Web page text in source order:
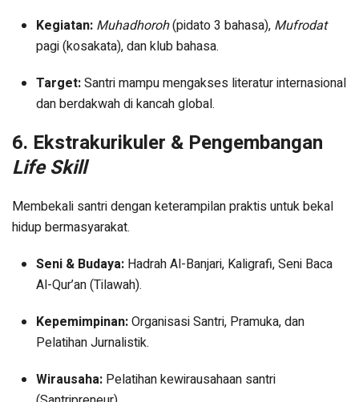
Kegiatan: Muhadhoroh(pidato 3 bahasa), Mufrodat
pagi (kosakata), dan klub bahasa.
Target:Santri mampu mengakses literatur internasional
dan berdakwah di kancah global.
6. Ekstrakurikuler & Pengembangan
Life Skill
Membekali santri dengan keterampilan praktis untuk bekal
hidup bermasyarakat.
Seni & Budaya: Hadrah Al-Banjari, Kaligrafi, Seni Baca
Al-Qur’an (Tilawah).
Kepemimpinan:Organisasi Santri, Pramuka, dan
Pelatihan Jurnalistik.
Wirausaha: Pelatihan kewirausahaan santri